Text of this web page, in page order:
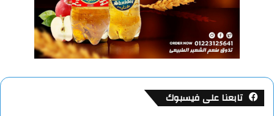
تابعنا على فيسبوك